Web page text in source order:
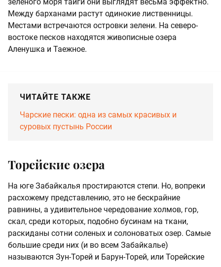
Между барханами растут одинокие лиственницы.
Местами встречаются островки зелени. На северо-
востоке песков находятся живописные озера
Аленушка и Таежное.
ЧИТАЙТЕ ТАКЖЕ
Чарские пески: одна из самых красивых и
суровых пустынь России
Торейские озера
На юге Забайкалья простираются степи. Но, вопреки
расхожему представлению, это не бескрайние
равнины, а удивительное чередование холмов, гор,
скал, среди которых, подобно бусинам на ткани,
раскиданы сотни соленых и солоноватых озер. Самые
большие среди них (и во всем Забайкалье)
называются Зун-Торей и Барун-Торей, или Торейские